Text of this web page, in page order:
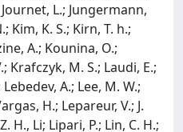
L.; Jungermann,
Kim, K. S.; Kirn, T. h.;
A.; Kounina, O.;
Krafczyk, M. S.; Laudi, E.;
A.; Lee, M. W.;
H.; Lepareur, V.; J.
H., Li; Lipari, P.; Lin, C. H.;